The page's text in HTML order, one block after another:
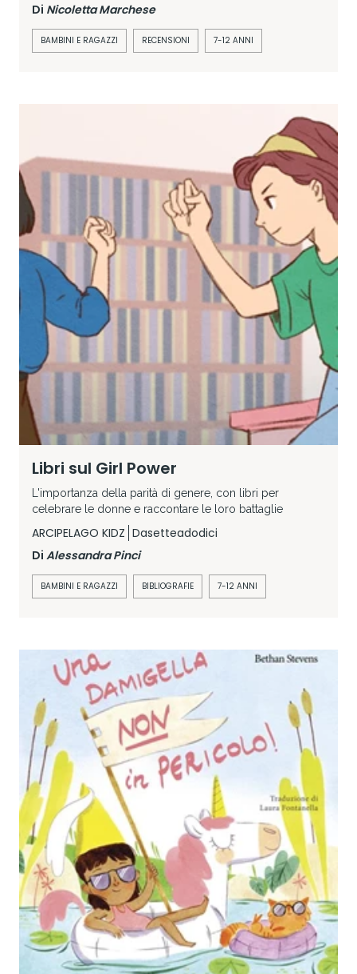
Di Nicoletta Marchese
BAMBINI E RAGAZZI RECENSIONI 7-12 ANNI
Libri sul Girl Power
L'importanza della parità di genere, con libri per
celebrare le donne e raccontare le loro battaglie
ARCIPELAGO KIDZ Dasetteadodici
Di Alessandra Pinci
BAMBINI E RAGAZZI BIBLIOGRAFIE 7-12 ANNI